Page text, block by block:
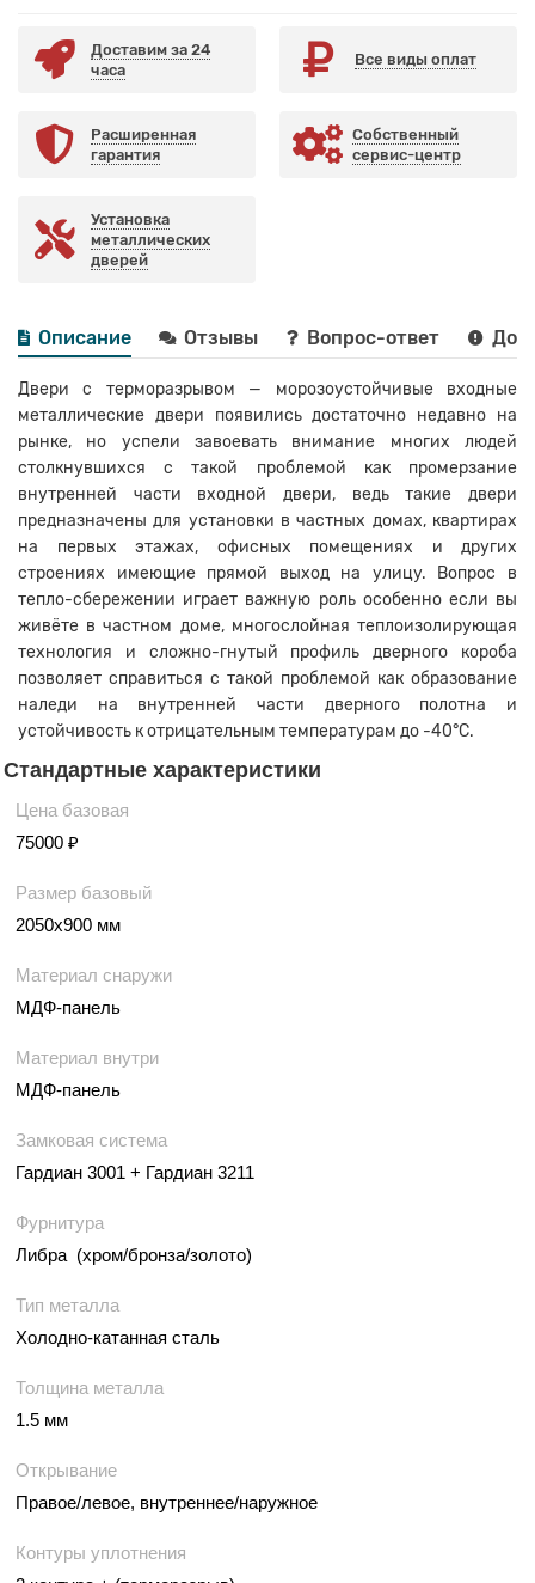
Доставим за 24
часа
Все виды оплат
Расширенная
гарантия
Собственный
сервис-центр
Установка
металлических
дверей
Описание Отзывы Вопрос-ответ
Двери с терморазрывом — морозоустойчивые входные
металлические двери появились достаточно недавно на
рынке, но успели завоевать внимание многих людей
столкнувшихся с такой проблемой как промерзание
внутренней части входной двери, ведь такие двери
предназначены для установки в частных домах, квартирах
на первых этажах, офисных помещениях и других
строениях имеющие прямой выход на улицу. Вопрос в
тепло-сбережении играет важную роль особенно если вы
живёте в частном доме, многослойная теплоизолирующая
технология и сложно-гнутый профиль дверного короба
позволяет справиться с такой проблемой как образование
наледи на внутренней части дверного полотна и
устойчивость к отрицательным температурам до -40°С.
Стандартные характеристики
Цена базовая
75000 ₽
Размер базовый
2050х900 мм
Материал снаружи
МДФ-панель
Материал внутри
МДФ-панель
Замковая система
Гардиан 3001 + Гардиан 3211
Фурнитура
Либра (хром/бронза/золото)
Тип металла
Холодно-катанная сталь
Толщина металла
1.5 мм
Открывание
Правое/левое, внутреннее/наружное
Контуры уплотнения